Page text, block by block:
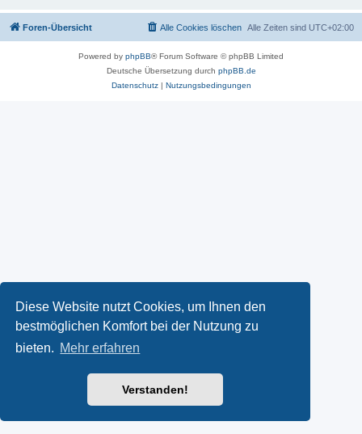
Diese Website nutzt Cookies, um Ihnen den
bestmöglichen Komfort bei der Nutzung zu
bieten. Mehr erfahren
Verstanden!
Foren-Übersicht Alle Zeiten sind UTC+02:00
Alle Cookies löschen
Powered by phpBB® Forum Software © phpBB Limited
Deutsche Übersetzung durch phpBB.de
Datenschutz| Nutzungsbedingungen